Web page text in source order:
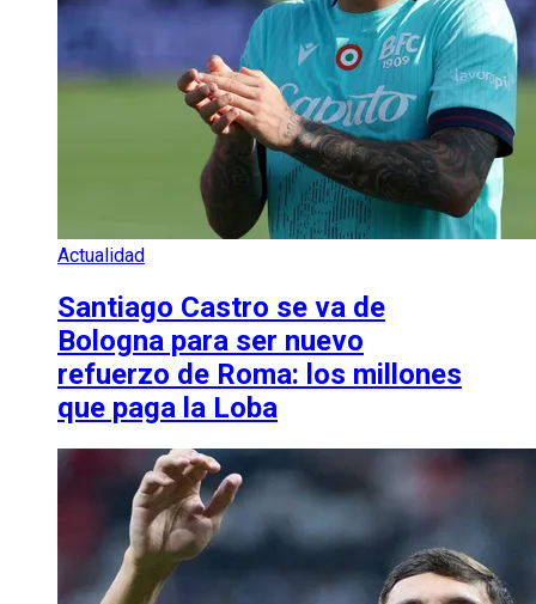
Actualidad
Santiago Castro se va de
Bologna para ser nuevo
refuerzo de Roma: los millones
que paga la Loba